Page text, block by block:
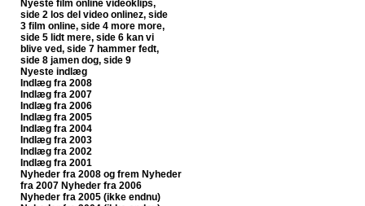
Nyeste film online videoklips,
side 2 los del video onlinez, side
3 film online, side 4 more more,
side 5 lidt mere, side 6 kan vi
blive ved, side 7 hammer fedt,
side 8 jamen dog, side 9
Nyeste indlæg
Indlæg fra 2008
Indlæg fra 2007
Indlæg fra 2006
Indlæg fra 2005
Indlæg fra 2004
Indlæg fra 2003
Indlæg fra 2002
Indlæg fra 2001
Nyheder fra 2008 og frem Nyheder
fra 2007 Nyheder fra 2006
Nyheder fra 2005 (ikke endnu)